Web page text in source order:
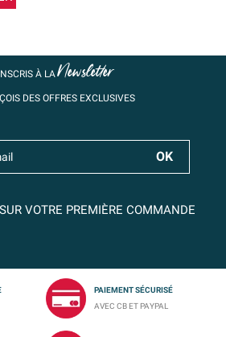
À LANewsletter
DES OFFRES EXCLUSIVES
SUR VOTRE PREMIÈRE COMMANDE
PAIEMENT SÉCURISÉ
AVEC CB ET PAYPAL